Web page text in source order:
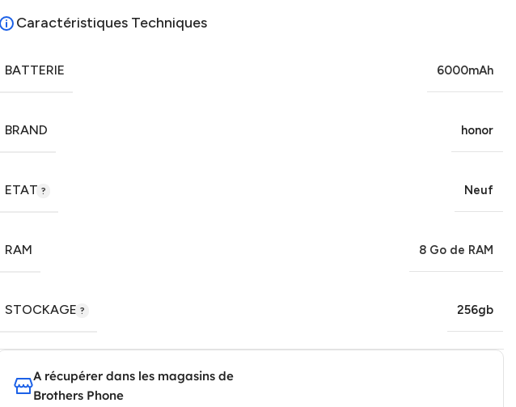
Caractéristiques Techniques
BATTERIE 6000mAh
BRAND honor
ETAT Neuf
RAM 8 Go de RAM
STOCKAGE 256gb
A récupérer dans les magasins de
Brothers Phone